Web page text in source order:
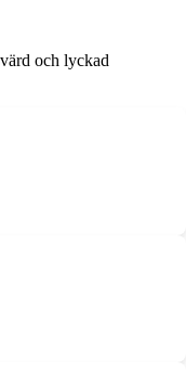
och lyckad